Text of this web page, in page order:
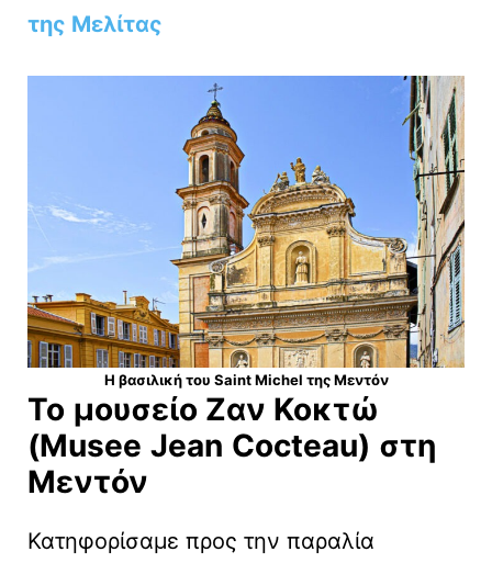
της Μελίτας
Η βασιλική του Saint Michel της Μεντόν
Το μουσείο Ζαν Κοκτώ
(Musee Jean Cocteau) στη
Μεντόν
Κατηφορίσαμε προς την παραλία